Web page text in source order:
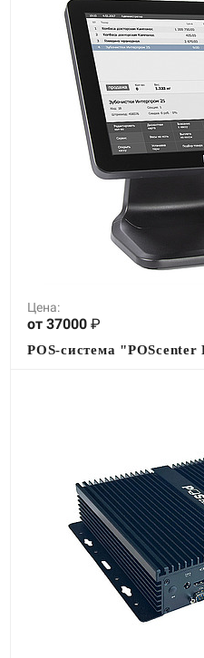
Цена:
от 37000 ₽
POS-система "POScenter